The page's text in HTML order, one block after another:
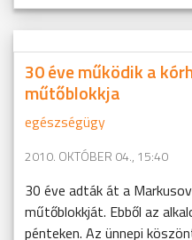
30 éve működik a
műtőblokkja
egészségügy
2010. OKTÓBER 04., 15:40
30 éve adták át a
műtőblokkját. Ebből az
pénteken. Az ünnepi